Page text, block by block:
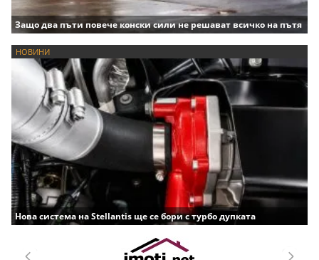
Защо два пъти повече конски сили не решават всичко на пътя
НОВИНИ
Нова система на Stellantis ще се бори с турбо дупката